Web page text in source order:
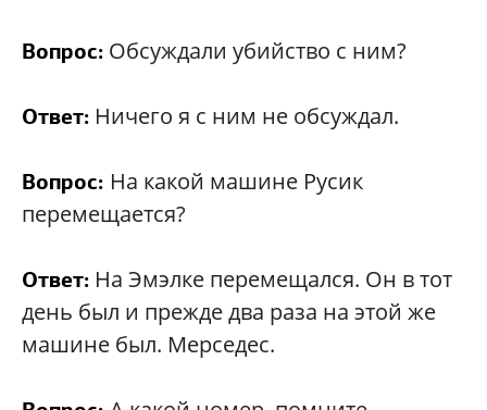
Вопрос: Обсуждали убийство с ним?
Ответ: Ничего я с ним не обсуждал.
Вопрос: На какой машине Русик
перемещается?
Ответ: На Эмэлке перемещался. Он в тот
день был и прежде два раза на этой же
машине был. Мерседес.